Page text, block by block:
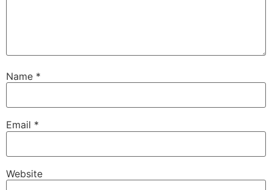
Name *
Email *
Website